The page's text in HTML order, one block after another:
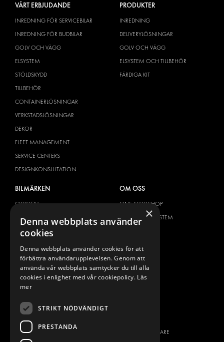
VÅRT ERBJUDANDE
INREDNING FÖR SERVICEBILAR
INREDNING FÖR BUDBILAR
GOLV OCH VÄGG
ELSYSTEM
STÖLDSKYDD
TILLBEHÖR
CONTAINERLÖSNINGAR
VERKSTADSLÖSNINGAR
DEKOR
FLEET MANAGEMENT
SERVICE CENTERS
DESIGNKONSULTATION
PRODUKTER
INREDNING
DELIVERYLÖSNINGAR
GOLV OCH VÄGG
ELSYSTEM OCH TILLBEHÖR
FÄRDIGA KIT
BILMÄRKEN
CITROËN
DACIA
FIAT
HYUNDAI
IVECO
MAN
MERCEDES
NISSAN
OPEL
OM OSS
ONE-STOP-SHOP
OM MODUL-SYSTEM
NYHETER
KONTAKT
BLI ÅTERFÖRSÄLJARE
×
Denna webbplats använder
cookies
Denna webbplats använder cookies för att
förbättra användarupplevelsen. Genom att
använda vår webbplats samtycker du till alla
cookies i enlighet med vår cookiepolicy. Läs
mer
STRIKT NÖDVÄNDIGT
PRESTANDA